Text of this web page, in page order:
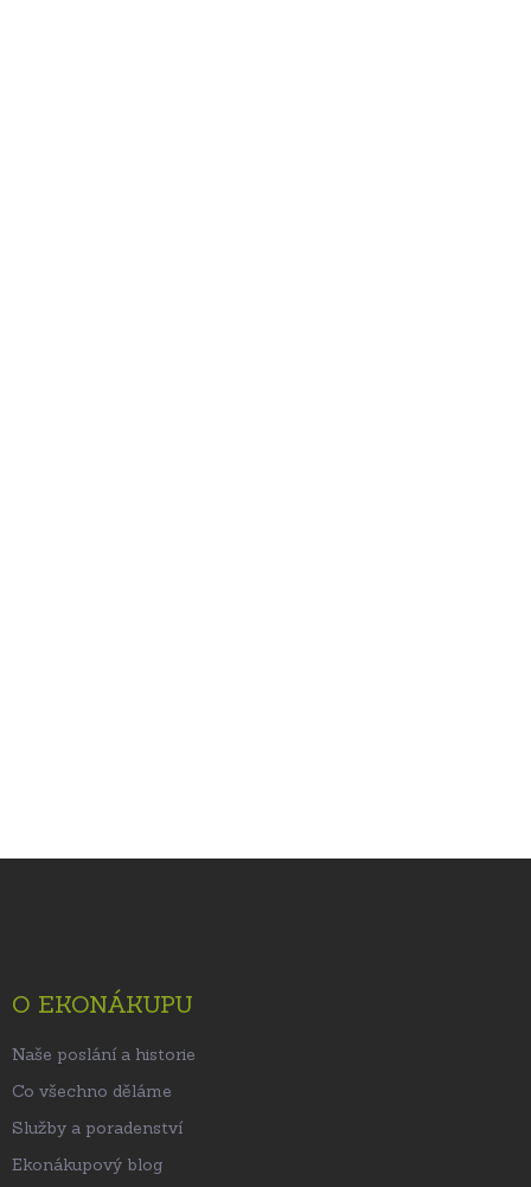
O EKONÁKUPU
Naše poslání a historie
Co všechno děláme
Služby a poradenství
Ekonákupový blog